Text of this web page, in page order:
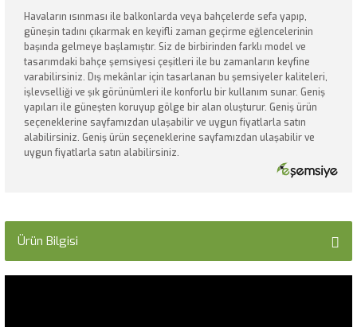
Havaların ısınması ile balkonlarda veya bahçelerde sefa yapıp,
güneşin tadını çıkarmak en keyifli zaman geçirme eğlencelerinin
başında gelmeye başlamıştır. Siz de birbirinden farklı model ve
tasarımdaki bahçe şemsiyesi çeşitleri ile bu zamanların keyfine
varabilirsiniz. Dış mekânlar için tasarlanan bu şemsiyeler kaliteleri,
işlevselliği ve şık görünümleri ile konforlu bir kullanım sunar. Geniş
yapıları ile güneşten koruyup gölge bir alan oluşturur. Geniş ürün
seçeneklerine sayfamızdan ulaşabilir ve uygun fiyatlarla satın
alabilirsiniz. Geniş ürün seçeneklerine sayfamızdan ulaşabilir ve
uygun fiyatlarla satın alabilirsiniz.
Ürün Bilgisi